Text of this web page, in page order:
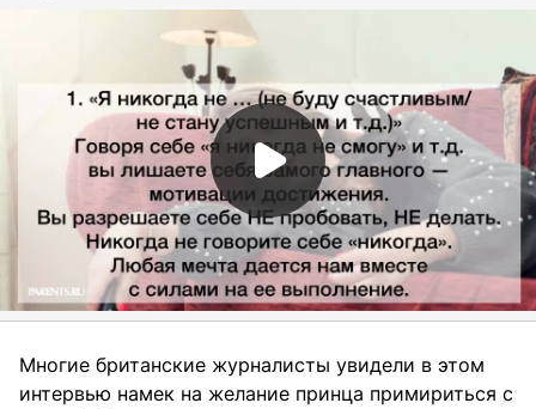
Многие британские журналисты увидели в этом
интервью намек на желание принца примириться с